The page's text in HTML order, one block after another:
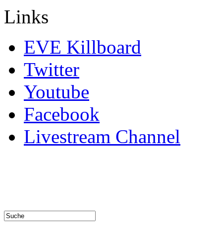
Links
EVE Killboard
Twitter
Youtube
Facebook
Livestream Channel